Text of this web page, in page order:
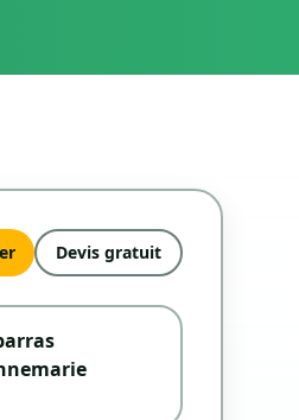
Devis gratuit